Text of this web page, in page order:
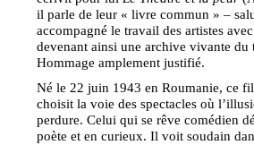
il parle de leur « livre commun » –
accompagné le travail des artistes
devenant ainsi une archive vivante du
Hommage amplement justifié.
Né le 22 juin 1943 en Roumanie, ce
choisit la voie des spectacles où
perdure. Celui qui se rêve comédien
poète et en curieux. Il voit soudain